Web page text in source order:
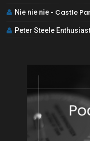
Nie nie nie - Castle
Peter Steele Enthusiast